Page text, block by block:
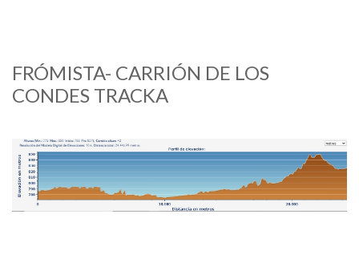
FRÓMISTA- CARRIÓN DE LOS
CONDES TRACKA